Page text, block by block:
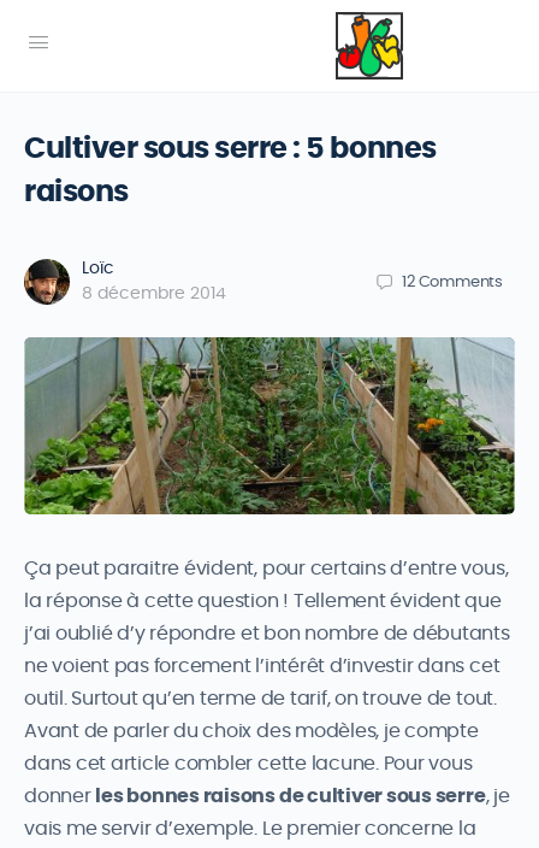
Cultiver sous serre : 5 bonnes
raisons
Loïc
8 décembre 2014
12 Comments
Ça peut paraitre évident, pour certains d’entre vous,
la réponse à cette question ! Tellement évident que
j’ai oublié d’y répondre et bon nombre de débutants
ne voient pas forcement l’intérêt d’investir dans cet
outil. Surtout qu’en terme de tarif, on trouve de tout.
Avant de parler du choix des modèles, je compte
dans cet article combler cette lacune. Pour vous
donner les bonnes raisons de cultiver sous serre, je
vais me servir d’exemple. Le premier concerne la